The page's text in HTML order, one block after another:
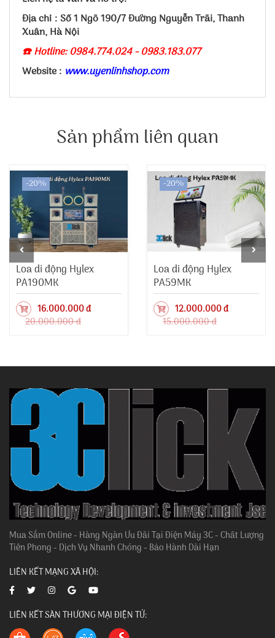
Địa chỉ : Số 1 Ngõ 190/7 Đường Nguyễn Trãi, Thanh
Xuân, Hà Nội
☎️ Hotline: 0984.774.024 - 0983.183.077
Website : www.uyenlinhshop.com
Sản phẩm liên quan
-20%
Loa di động Hylex
PA190MK
16.000.000 đ
20.000.000 đ
-20%
Loa di động Hylex
PA59MK
12.000.000 đ
15.000.000 đ
Mua Sắm Online - Hàng Ngàn Ưu Đãi Tại Điện Máy 3C - Chất Lượng
Tiên Phong - Dịch Vụ Nhanh Chóng - Bảo Hành Dài Hạn
LIÊN KẾT MẠNG XÃ HỘI:
LIÊN KẾT SÀN THƯƠNG MẠI ĐIỆN TỬ: